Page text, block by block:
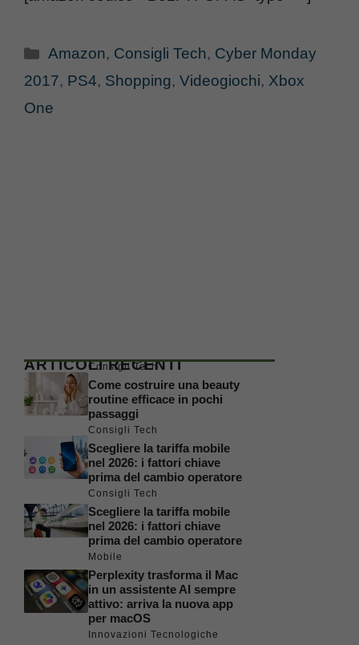
Categorie
Amazon, Consigli Tech, Cyber Monday
2017, PS4, Shopping, Videogiochi, Xbox
One
ARTICOLI RECENTI
Consigli Tech
Come costruire una beauty
routine efficace in pochi
passaggi
Consigli Tech
Scegliere la tariffa mobile
nel 2026: i fattori chiave
prima del cambio operatore
Consigli Tech
Scegliere la tariffa mobile
nel 2026: i fattori chiave
prima del cambio operatore
Mobile
Perplexity trasforma il Mac
in un assistente AI sempre
attivo: arriva la nuova app
per macOS
Innovazioni Tecnologiche